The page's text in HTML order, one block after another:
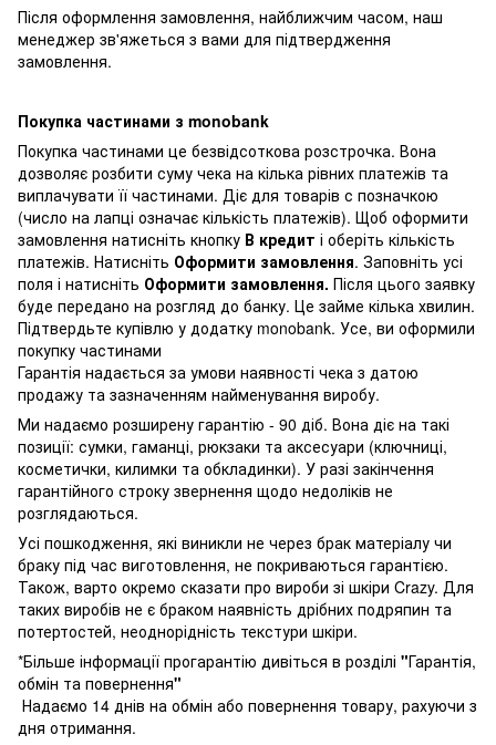
Після оформлення замовлення, найближчим часом, наш
менеджер зв'яжеться з вами для підтвердження
замовлення.
Покупка частинами з monobank
Покупка частинами це безвідсоткова розстрочка. Вона
дозволяє розбити суму чека на кілька рівних платежів та
виплачувати її частинами. Діє для товарів с позначкою
(число на лапці означає кількість платежів). Щоб оформити
замовлення натисніть кнопку В кредит і оберіть кількість
платежів. Натисніть Оформити замовлення. Заповніть усі
поля і натисніть Оформити замовлення. Після цього заявку
буде передано на розгляд до банку. Це займе кілька хвилин.
Підтвердьте купівлю у додатку monobank. Усе, ви оформили
покупку частинами
Гарантія надається за умови наявності чека з датою
продажу та зазначенням найменування виробу.
Ми надаємо розширену гарантію - 90 діб. Вона діє на такі
позиції: сумки, гаманці, рюкзаки та аксесуари (ключниці,
косметички, килимки та обкладинки). У разі закінчення
гарантійного строку звернення щодо недоліків не
розглядаються.
Усі пошкодження, які виникли не через брак матеріалу чи
браку під час виготовлення, не покриваються гарантією.
Також, варто окремо сказати про вироби зі шкіри Crazy. Для
таких виробів не є браком наявність дрібних подряпин та
потертостей, неоднорідність текстури шкіри.
*Більше інформації прогарантію дивіться в розділі "Гарантія,
обмін та повернення"
Надаємо 14 днів на обмін або повернення товару, рахуючи з
дня отримання.